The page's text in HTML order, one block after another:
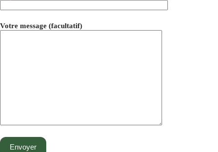
Votre message (facultatif)